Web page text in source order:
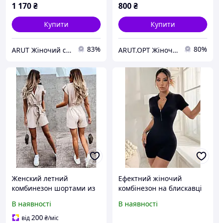
1 170₴
Купити
ARUT Жіночий стильний одяг від українського виробника 83%
800₴
Купити
ARUT.OPT Жіночий одяг по низьким цінам 80%
Женский летний
комбинезон шортами из
В наявності
від200₴/міс
Ефектний жіночий
комбінезон на блискавці
В наявності